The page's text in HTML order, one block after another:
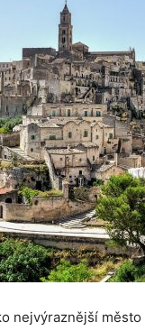
nejvýraznější